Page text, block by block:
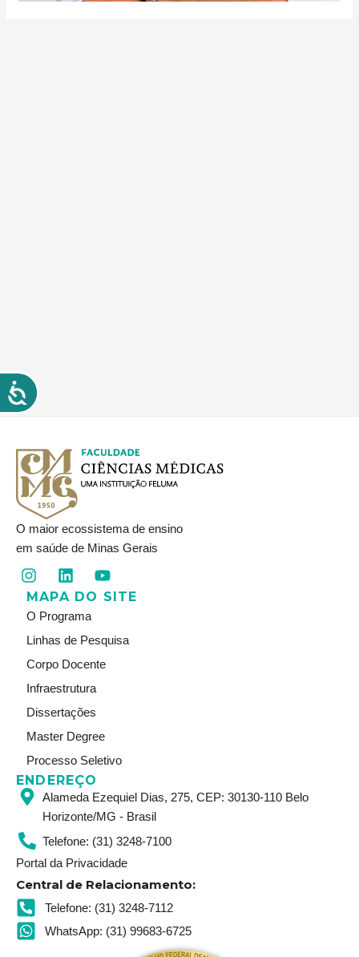
O maior ecossistema de ensino
em saúde de Minas Gerais
I
n
s
t
a
g
r
a
m
L
i
n
k
e
d
i
n
Y
o
u
u
b
e
MAPA DO SITE
O Programa
Linhas de Pesquisa
Corpo Docente
Infraestrutura
Dissertações
Master Degree
Processo Seletivo
ENDEREÇO
Alameda Ezequiel Dias, 275, CEP: 30130-110 Belo
Horizonte/MG - Brasil
Telefone: (31) 3248-7100
Portal da Privacidade
Central de Relacionamento:
Telefone: (31) 3248-7112
WhatsApp: (31) 99683-6725